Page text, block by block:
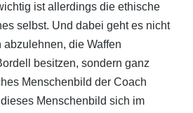
ist allerdings die ethische
selbst. Und dabei geht es nicht
abzulehnen, die Waffen
besitzen, sondern ganz
Menschenbild der Coach
Menschenbild sich im